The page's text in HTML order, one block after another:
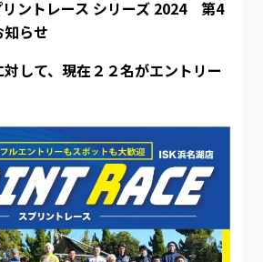
ントレース シリーズ 2024 第4
らせ
して、現在２２名がエントリー